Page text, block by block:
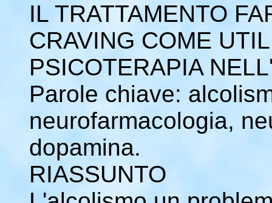
IL TRATTAMENTO
CRAVING COME
PSICOTERAPIA
Parole chiave:
neurofarmacologia,
dopamina.
RIASSUNTO